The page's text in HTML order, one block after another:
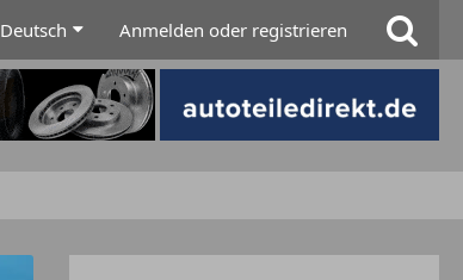
Deutsch Anmelden oder registrieren